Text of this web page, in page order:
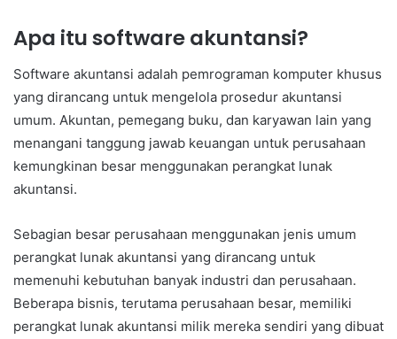
Apa itu software akuntansi?
Software akuntansi adalah pemrograman komputer khusus
yang dirancang untuk mengelola prosedur akuntansi
umum. Akuntan, pemegang buku, dan karyawan lain yang
menangani tanggung jawab keuangan untuk perusahaan
kemungkinan besar menggunakan perangkat lunak
akuntansi.
Sebagian besar perusahaan menggunakan jenis umum
perangkat lunak akuntansi yang dirancang untuk
memenuhi kebutuhan banyak industri dan perusahaan.
Beberapa bisnis, terutama perusahaan besar, memiliki
perangkat lunak akuntansi milik mereka sendiri yang dibuat